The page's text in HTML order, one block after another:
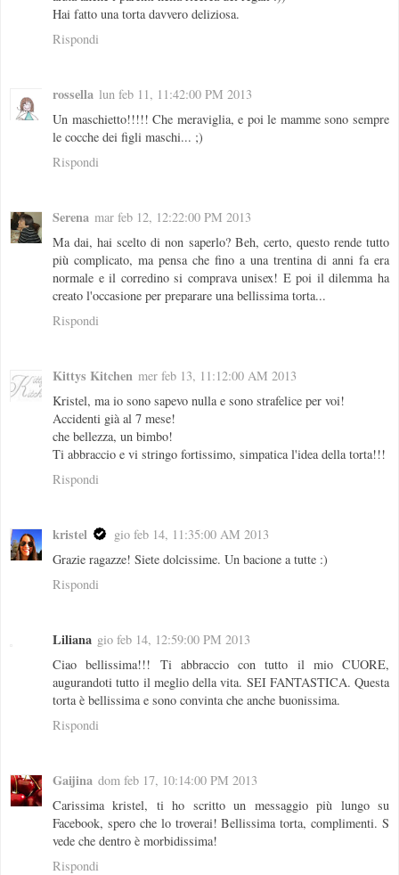
Hai fatto una torta davvero deliziosa.
Rispondi
rossella lun feb 11, 11:42:00 PM 2013
Un maschietto!!!!! Che meraviglia, e poi le mamme sono sempre
le cocche dei figli maschi... ;)
Rispondi
Serena mar feb 12, 12:22:00 PM 2013
Ma dai, hai scelto di non saperlo? Beh, certo, questo rende tutto
più complicato, ma pensa che fino a una trentina di anni fa era
normale e il corredino si comprava unisex! E poi il dilemma ha
creato l'occasione per preparare una bellissima torta...
Rispondi
Kittys Kitchen mer feb 13, 11:12:00 AM 2013
Kristel, ma io sono sapevo nulla e sono strafelice per voi!
Accidenti già al 7 mese!
che bellezza, un bimbo!
Ti abbraccio e vi stringo fortissimo, simpatica l'idea della torta!!!
Rispondi
kristel
gio feb 14, 11:35:00 AM 2013
Grazie ragazze! Siete dolcissime. Un bacione a tutte :)
Rispondi
Liliana gio feb 14, 12:59:00 PM 2013
Ciao bellissima!!! Ti abbraccio con tutto il mio CUORE,
augurandoti tutto il meglio della vita. SEI FANTASTICA. Questa
torta è bellissima e sono convinta che anche buonissima.
Rispondi
Gaijina dom feb 17, 10:14:00 PM 2013
Carissima kristel, ti ho scritto un messaggio più lungo su
Facebook, spero che lo troverai! Bellissima torta, complimenti. S
vede che dentro è morbidissima!
Rispondi